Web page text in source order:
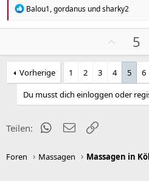
e
R
a
i
n
e
n
:
Balou1,gordanus undsharky2
o
s
i
t
i
t
5
Vorherige 1 2 3 4 5 6
Du musst dich einloggen oder
Teilen: WhatsApp
E-Mail
Foren Massagen